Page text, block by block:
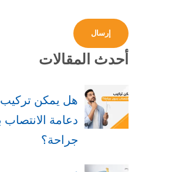
أحدث المقالات
هل يمكن تركيب
دعامة الانتصاب
جراحة​؟